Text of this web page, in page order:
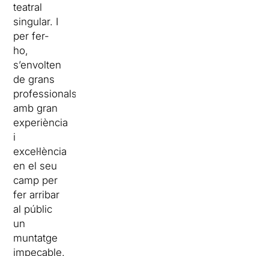
teatral
singular. I
per fer-
ho,
s’envolten
de grans
professionals
amb gran
experiència
i
excel·lència
en el seu
camp per
fer arribar
al públic
un
muntatge
impecable.